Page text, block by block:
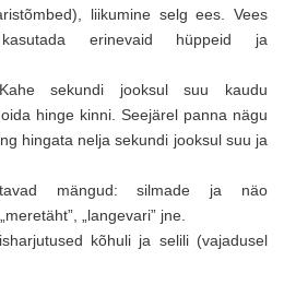
liikumine selg ees. Vees
erinevaid hüppeid ja
sekundi jooksul suu kaudu
hinge kinni. Seejärel panna nägu
hingata nelja sekundi jooksul suu ja
mängud: silmade ja näo
„langevari” jne.
kõhuli ja selili (vajadusel